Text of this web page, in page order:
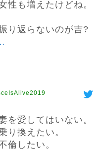
性も増えたけどね。
り返らないのが吉?
を愛してはいない。
り換えたい。
倫したい。